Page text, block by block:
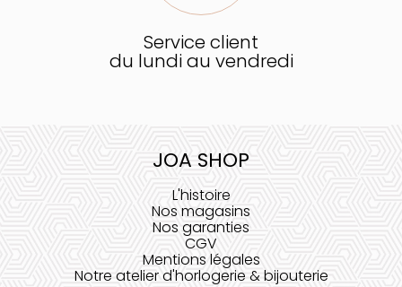
Service client
du lundi au vendredi
JOA SHOP
L'histoire
Nos magasins
Nos garanties
CGV
Mentions légales
Notre atelier d'horlogerie & bijouterie